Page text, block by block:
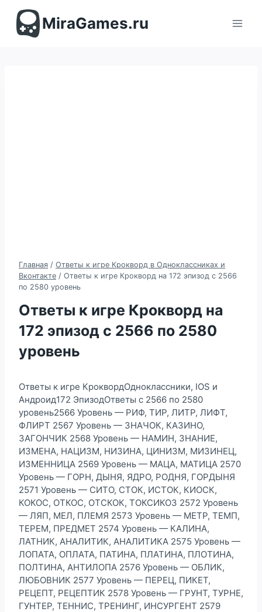
содержимомуMiraGames.ru
Главная / Ответы к игре Крокворд в Одноклассниках и
Вконтакте / Ответы к игре Крокворд на 172 эпизод с 2566
по 2580 уровень
Ответы к игре Крокворд на
172 эпизод с 2566 по 2580
уровень
Ответы к игре КроквордОдноклассники, IOS и
Андроид172 ЭпизодОтветы с 2566 по 2580
уровень2566 Уровень — РИФ, ТИР, ЛИТР, ЛИФТ,
ФЛИРТ 2567 Уровень — ЗНАЧОК, КАЗИНО,
ЗАГОНЧИК 2568 Уровень — НАМИН, ЗНАНИЕ,
ИЗМЕНА, НАЦИЗМ, НИЗИНА, ЦИНИЗМ, МИЗИНЕЦ,
ИЗМЕННИЦА 2569 Уровень — МАЦА, МАТИЦА 2570
Уровень — ГОРН, ДЫНЯ, ЯДРО, РОДНЯ, ГОРДЫНЯ
2571 Уровень — СИТО, СТОК, ИСТОК, КИОСК,
КОКОС, ОТКОС, ОТСКОК, ТОКСИКОЗ 2572 Уровень
— ЛЯП, МЕЛ, ПЛЕМЯ 2573 Уровень — МЕТР, ТЕМП,
ТЕРЕМ, ПРЕДМЕТ 2574 Уровень — КАЛИНА,
ЛАТНИК, АНАЛИТИК, АНАЛИТИКА 2575 Уровень —
ЛОПАТА, ОПЛАТА, ПАТИНА, ПЛАТИНА, ПЛОТИНА,
ПОЛТИНА, АНТИЛОПА 2576 Уровень — ОБЛИК,
ЛЮБОВНИК 2577 Уровень — ПЕРЕЦ, ПИКЕТ,
РЕЦЕПТ, РЕЦЕПТИК 2578 Уровень — ГРУНТ, ТУРНЕ,
ГУНТЕР, ТЕННИС, ТРЕНИНГ, ИНСУРГЕНТ 2579